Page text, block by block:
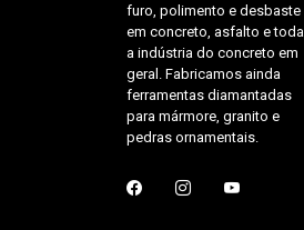
furo, polimento e desbaste
em concreto, asfalto e toda
a indústria do concreto em
geral. Fabricamos ainda
ferramentas diamantadas
para mármore, granito e
pedras ornamentais.